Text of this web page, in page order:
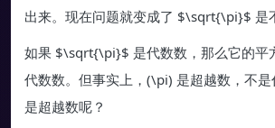
出来。现在问题就变成了 $\sqrt{\pi}$ 是
如果 $\sqrt{\pi}$ 是代数数，那么它的平
代数数。但事实上，(\pi) 是超越数，不
是超越数呢？